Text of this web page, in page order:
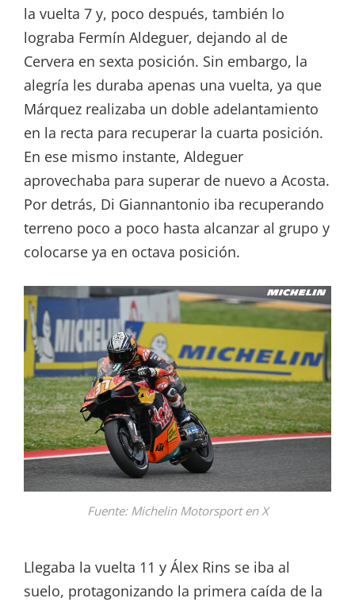
la vuelta 7 y, poco después, también lo
lograba Fermín Aldeguer, dejando al de
Cervera en sexta posición. Sin embargo, la
alegría les duraba apenas una vuelta, ya que
Márquez realizaba un doble adelantamiento
en la recta para recuperar la cuarta posición.
En ese mismo instante, Aldeguer
aprovechaba para superar de nuevo a Acosta.
Por detrás, Di Giannantonio iba recuperando
terreno poco a poco hasta alcanzar al grupo y
colocarse ya en octava posición.
Fuente: Michelin Motorsport en X
Llegaba la vuelta 11 y Álex Rins se iba al
suelo, protagonizando la primera caída de la